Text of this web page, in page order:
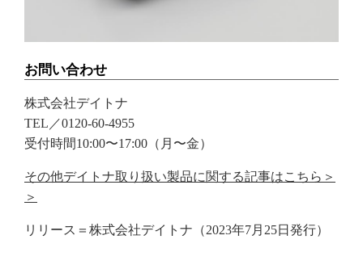
お問い合わせ
株式会社デイトナ
TEL／0120-60-4955
受付時間10:00〜17:00（月〜金）
その他デイトナ取り扱い製品に関する記事はこちら＞
＞
リリース＝株式会社デイトナ（2023年7月25日発行）